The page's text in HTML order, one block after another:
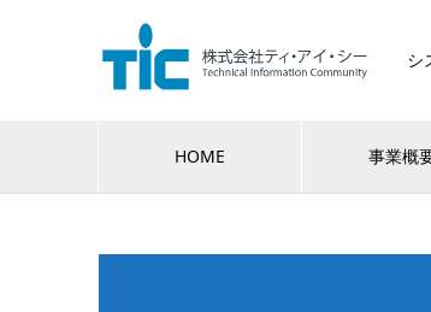
シ
HOME 事業概